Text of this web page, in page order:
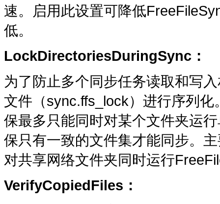
速。启用此设置可降低
低。
LockDirectoriesDuringSync ：
为了防止多个同步任务读取和写
文件（sync.ffs_lock）进行序列
保最多只能同时对某个文件夹运
保只有一致的文件集才能同步。
对共享网络文件夹同时运行
VerifyCopiedFiles ：